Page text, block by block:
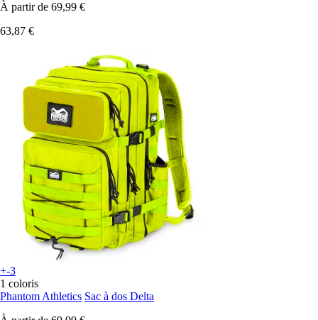
À partir de 69,99 €
63,87 €
+-3
1 coloris
Phantom Athletics Sac à dos Delta